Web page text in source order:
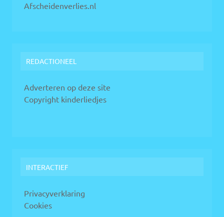
Afscheidenverlies.nl
REDACTIONEEL
Adverteren op deze site
Copyright kinderliedjes
INTERACTIEF
Privacyverklaring
Cookies